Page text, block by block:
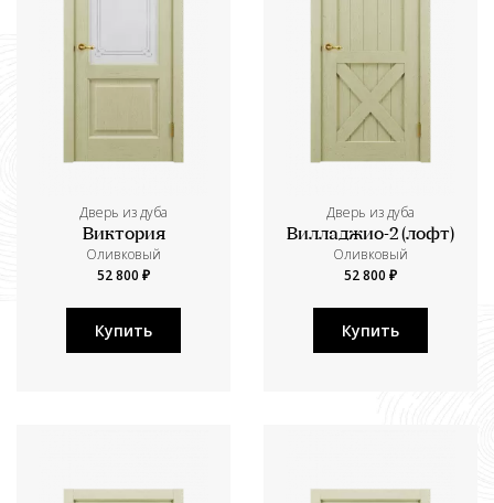
Дверь из дуба
Виктория
Оливковый
52 800 ₽
Купить
Дверь из дуба
Вилладжио-2 (лофт)
Оливковый
52 800 ₽
Купить